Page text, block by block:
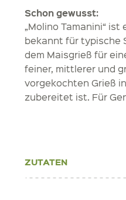
Schon gewusst:
„Molino Tamanini“
bekannt für typische
dem Maisgrieß für
feiner, mittlerer und
vorgekochten Grieß
zubereitet ist. Für
ZUTATEN